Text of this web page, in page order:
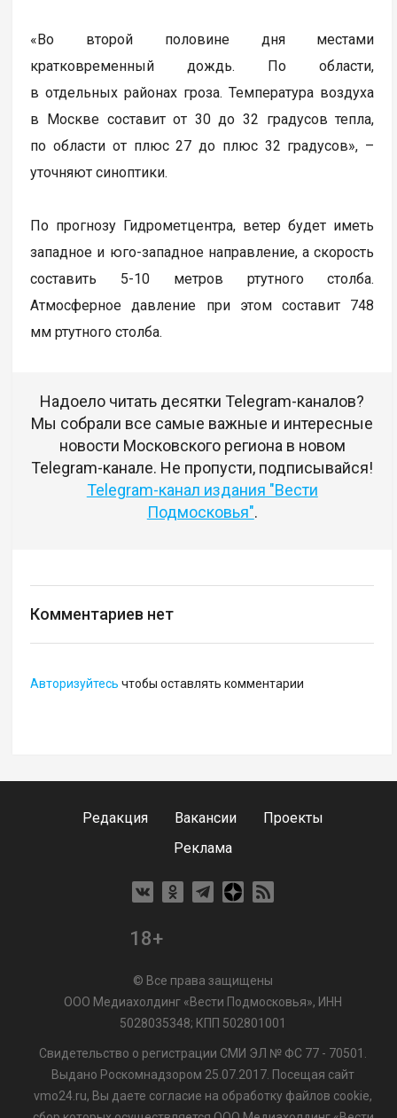
«Во второй половине дня местами
кратковременный дождь. По области,
в отдельных районах гроза. Температура воздуха
в Москве составит от 30 до 32 градусов тепла,
по области от плюс 27 до плюс 32 градусов», –
уточняют синоптики.
По прогнозу Гидрометцентра, ветер будет иметь
западное и юго-западное направление, а скорость
составить 5-10 метров ртутного столба.
Атмосферное давление при этом составит 748
мм ртутного столба.
Надоело читать десятки Telegram-каналов?
Мы собрали все самые важные и интересные
новости Московского региона в новом
Telegram-канале. Не пропусти, подписывайся!
Telegram-канал издания "Вести
Подмосковья".
Комментариев нет
Авторизуйтесь чтобы оставлять комментарии
Редакция Вакансии
Проекты
Реклама
18+
© Все права защищены
ООО Медиахолдинг «Вести Подмосковья», ИНН
5028035348; КПП 502801001
Свидетельство о регистрации СМИ ЭЛ № ФС 77 - 70501.
Выдано Роскомнадзором 25.07.2017. Посещая сайт
vmo24.ru, Вы даете согласие на обработку файлов cookie,